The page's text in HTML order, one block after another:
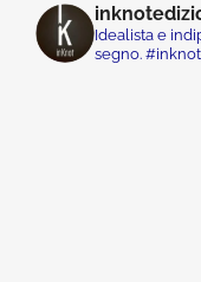
Idealista e
segno.